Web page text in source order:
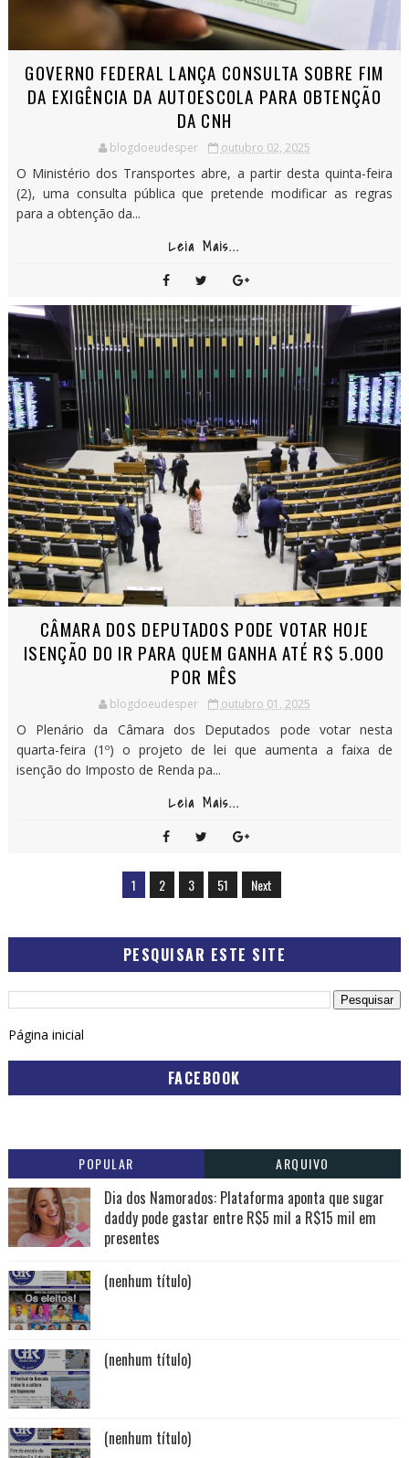
GOVERNO FEDERAL LANÇA CONSULTA SOBRE FIM
DA EXIGÊNCIA DA AUTOESCOLA PARA OBTENÇÃO
DA CNH
blogdoeudesper outubro 02, 2025
O Ministério dos Transportes abre, a partir desta quinta-feira
(2), uma consulta pública que pretende modificar as regras
para a obtenção da...
Leia Mais...
CÂMARA DOS DEPUTADOS PODE VOTAR HOJE
ISENÇÃO DO IR PARA QUEM GANHA ATÉ R$ 5.000
POR MÊS
blogdoeudesper outubro 01, 2025
O Plenário da Câmara dos Deputados pode votar nesta
quarta-feira (1º) o projeto de lei que aumenta a faixa de
isenção do Imposto de Renda pa...
Leia Mais...
1 2 3 51 Next
PESQUISAR ESTE SITE
Página inicial
FACEBOOK
POPULAR ARQUIVO
Dia dos Namorados: Plataforma aponta que sugar
daddy pode gastar entre R$5 mil a R$15 mil em
presentes
(nenhum título)
(nenhum título)
(nenhum título)